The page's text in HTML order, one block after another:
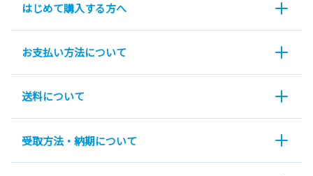
はじめて購入する方へ
お支払い方法について
送料について
受取方法・納期について